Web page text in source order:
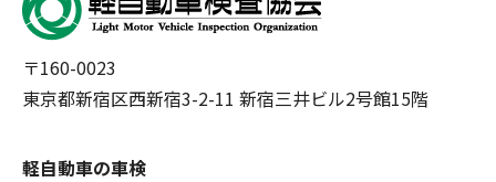
〒160-0023
東京都新宿区西新宿3-2-11 新宿三井ビル2号館15階
軽自動車の車検